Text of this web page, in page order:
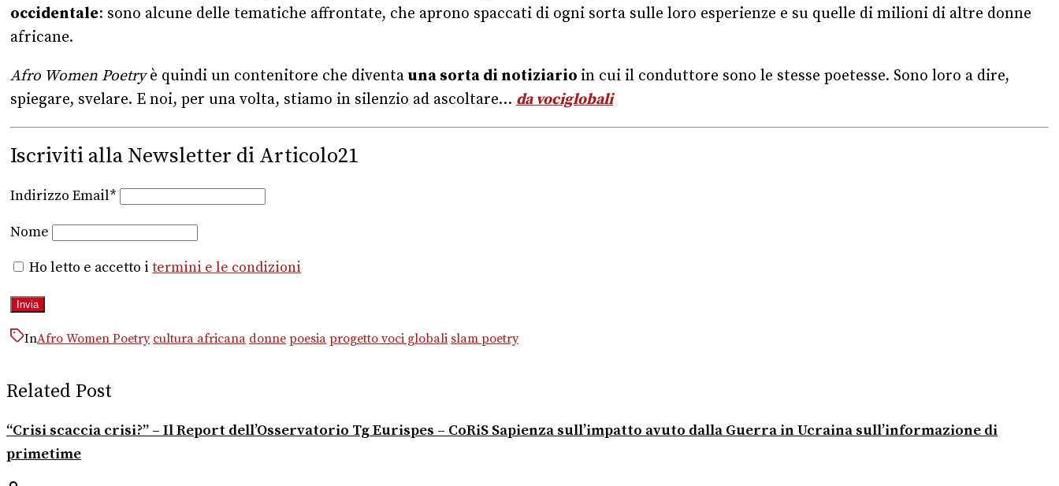
occidentale: sono alcune delle tematiche affrontate, che aprono spaccati di ogni sorta sulle loro esperienze e su quelle di milioni di altre donne
africane.
Afro Women Poetryè quindi un contenitore che diventa una sorta di notiziario in cui il conduttore sono le stesse poetesse. Sono loro a dire,
spiegare, svelare. E noi, per una volta, stiamo in silenzio ad ascoltare… da vociglobali
Iscriviti alla Newsletter di Articolo21
Indirizzo Email*
Nome
Ho letto e accetto i termini e le condizioni
InAfro Women Poetry cultura africana donne poesia progetto voci globali slam poetry
Related Post
“Crisi scaccia crisi?” – Il Report dell’Osservatorio Tg Eurispes – CoRiS Sapienza sull’impatto avuto dalla Guerra in Ucraina sull’informazione di
primetime